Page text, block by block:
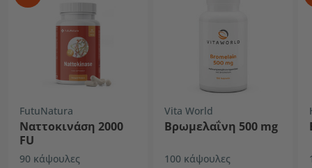
FutuNatura
Ναττοκινάση 2000
FU
90 κάψουλες
Vita World
Βρωμελαΐνη 500 mg
100 κάψουλες